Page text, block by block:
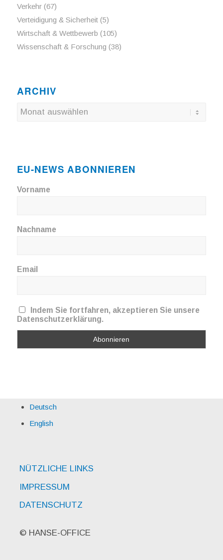
Verkehr(67)
Verteidigung & Sicherheit(5)
Wirtschaft & Wettbewerb (105)
Wissenschaft & Forschung (38)
ARCHIV
EU-NEWS ABONNIEREN
Vorname
Nachname
Email
Indem Sie fortfahren, akzeptieren Sie unsere
Datenschutzerklärung.
Deutsch
English
NÜTZLICHE LINKS
IMPRESSUM
DATENSCHUTZ
© HANSE-OFFICE